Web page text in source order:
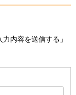
内容を送信する」